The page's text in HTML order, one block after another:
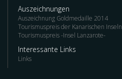
Auszeichnungen
Auszeichnung Goldmedaille 2014
Tourismuspreis der Kanarischen Inseln
Tourismuspreis -Insel Lanzarote-
Interessante Links
Links